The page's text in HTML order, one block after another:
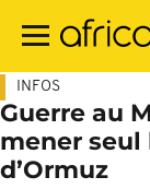
contenu
INFOS
Guerre au
mener
d’Ormuz